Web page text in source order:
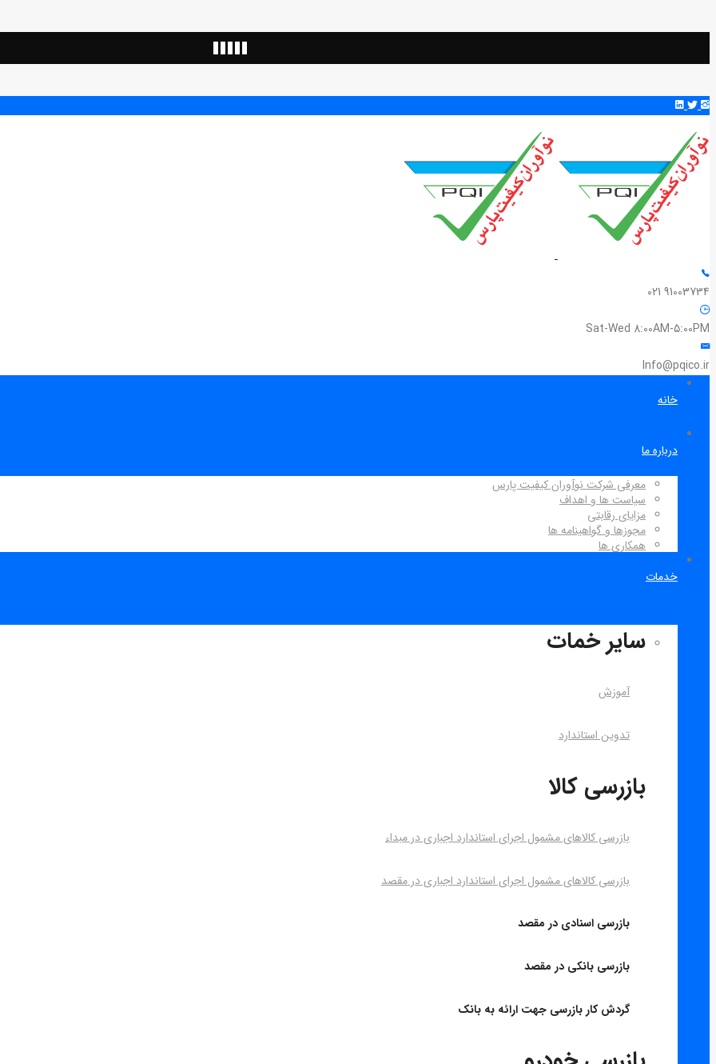
91003734 021
Sat-Wed 8:00AM-5:00PM
Info@pqico.ir
خانه
درباره ما
معرفی شرکت نوآوران کیفیت پارس
سیاست ها و اهداف
مزایای رقابتی
مجوزها و گواهینامه ها
همکاری ها
خدمات
سایر خمات
آموزش
تدوین استاندارد
بازرسی کالا
بازرسی کالاهای مشمول اجرای استاندارد اجباری در مبداء
بازرسی کالاهای مشمول اجرای استاندارد اجباری در مقصد
بازرسی اسنادی در مقصد
بازرسی بانکی در مقصد
گردش کار بازرسی جهت ارائه به بانک